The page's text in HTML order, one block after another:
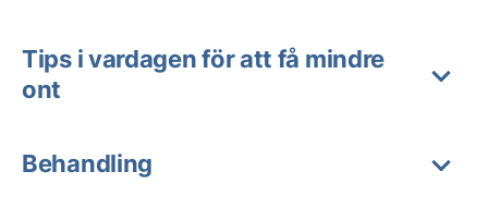
Tips i vardagen för att få mindre
ont
Behandling